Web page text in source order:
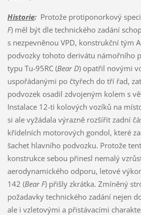
Historie:Protože protiponorkový
F) měl být dle technického zadání
s nezpevněnou VPD, konstrukční tým
podvozky tohoto derivátu námořního
typu Tu-95RC (Bear D) opatřil novými
uspořádanými po čtyřech do tří řad,
podvozek osadil zdvojeným kolem s
Instalace 12-ti kolových vozíků na
si ale vyžádala výrazně rozšířit zadní
křídelních motorových gondol, které
šachet hlavního podvozku. Protože
konstrukce sebou přinesl nemalý
aerodynamického odporu, letové
142 (Bear F) přišly zkrátka. Zmíněný
požadavky technického zadání nejen
ale i vzletovými a přistávacími